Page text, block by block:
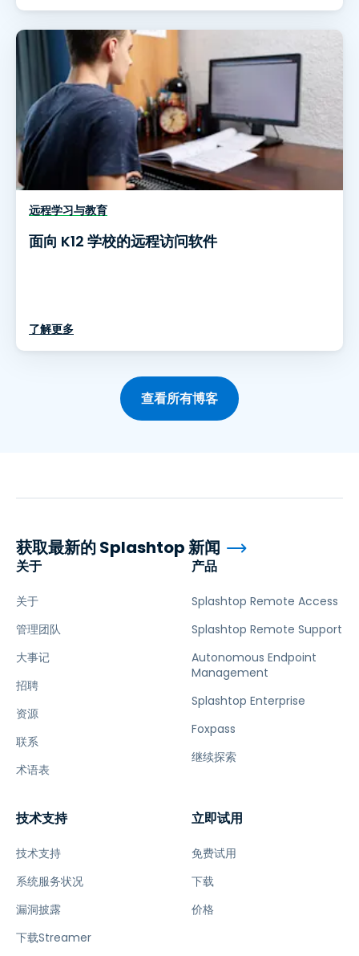
远程学习与教育
面向 K12 学校的远程访问软件
了解更多
查看所有博客
关于
关于
管理团队
大事记
招聘
资源
联系
术语表
产品
Splashtop Remote Access
Splashtop Remote Support
Autonomous Endpoint
Management
Splashtop Enterprise
Foxpass
继续探索
技术支持
技术支持
系统服务状况
漏洞披露
下载Streamer
立即试用
免费试用
下载
价格
获取最新的 Splashtop 新闻